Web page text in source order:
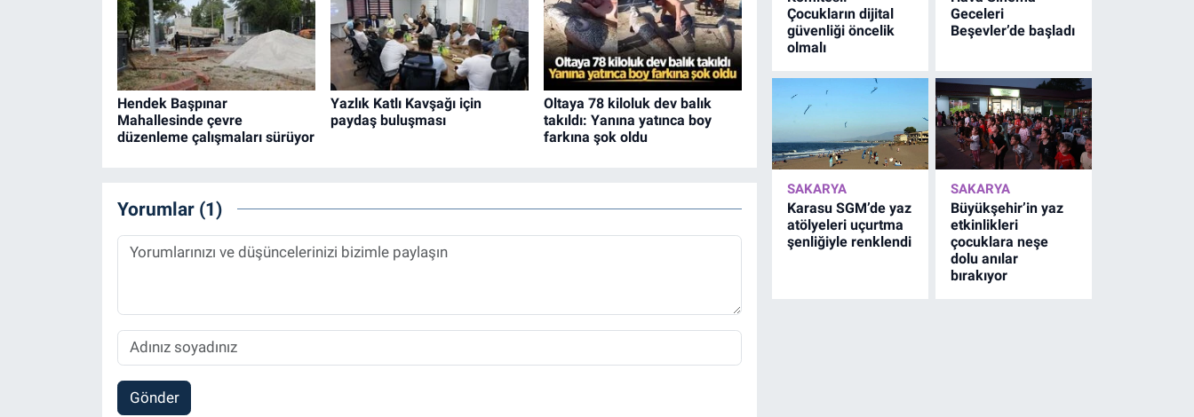
Hendek Başpınar
Mahallesinde çevre
düzenleme çalışmaları sürüyor
Yazlık Katlı Kavşağı için
paydaş buluşması
Oltaya 78 kiloluk dev balık
takıldı: Yanına yatınca boy
farkına şok oldu
Yorumlar (1)
Gönder
Çocukların dijital
güvenliği öncelik
olmalı
Geceleri
Beşevler’de başladı
SAKARYA
Karasu SGM’de yaz
atölyeleri uçurtma
şenliğiyle renklendi
SAKARYA
Büyükşehir’in yaz
etkinlikleri
çocuklara neşe
dolu anılar
bırakıyor